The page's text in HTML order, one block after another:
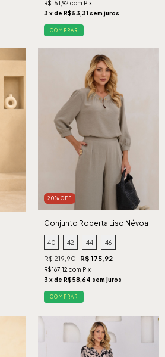
R$151,92 com Pix
3 x de R$53,31 sem juros
COMPRAR
20% OFF
Conjunto Roberta Liso Névoa
40 42 44 46
R$ 219,90 R$ 175,92
R$167,12 com Pix
3 x de R$58,64 sem juros
COMPRAR